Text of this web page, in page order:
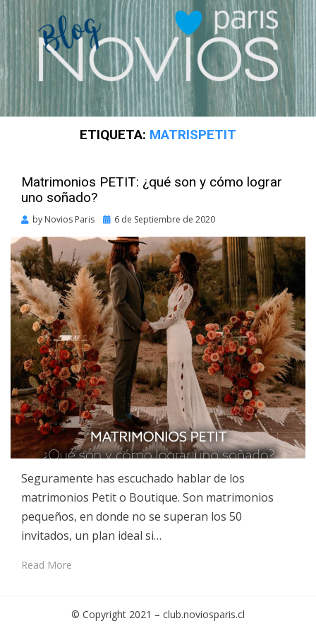
ETIQUETA: MATRISPETIT
Matrimonios PETIT: ¿qué son y cómo lograr
uno soñado?
by Novios Paris
Posted
6 de Septiembre de 2020
Seguramente has escuchado hablar de los
matrimonios Petit o Boutique. Son matrimonios
pequeños, en donde no se superan los 50
invitados, un plan ideal si…
Read More
© Copyright 2021 – club.noviosparis.cl